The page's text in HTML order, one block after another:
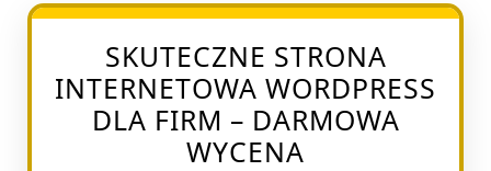
SKUTECZNE STRONA
INTERNETOWA WORDPRESS
DLA FIRM – DARMOWA
WYCENA